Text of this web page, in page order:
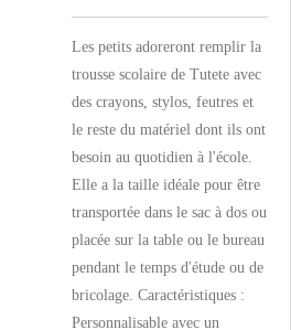
Les petits adoreront remplir la
trousse scolaire de Tutete avec
des crayons, stylos, feutres et
le reste du matériel dont ils ont
besoin au quotidien à l'école.
Elle a la taille idéale pour être
transportée dans le sac à dos ou
placée sur la table ou le bureau
pendant le temps d'étude ou de
bricolage. Caractéristiques :
Personnalisable avec un